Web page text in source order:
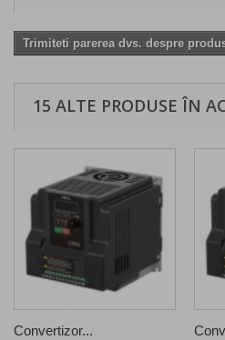
Trimiteti parerea dvs. despre
15 ALTE PRODUSE ÎN
Convertizor...